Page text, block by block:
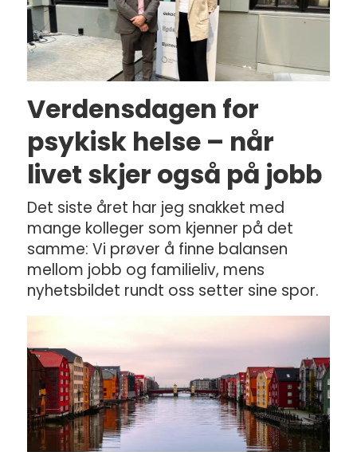
Verdensdagen for
psykisk helse – når
livet skjer også på jobb
Det siste året har jeg snakket med
mange kolleger som kjenner på det
samme: Vi prøver å finne balansen
mellom jobb og familieliv, mens
nyhetsbildet rundt oss setter sine spor.